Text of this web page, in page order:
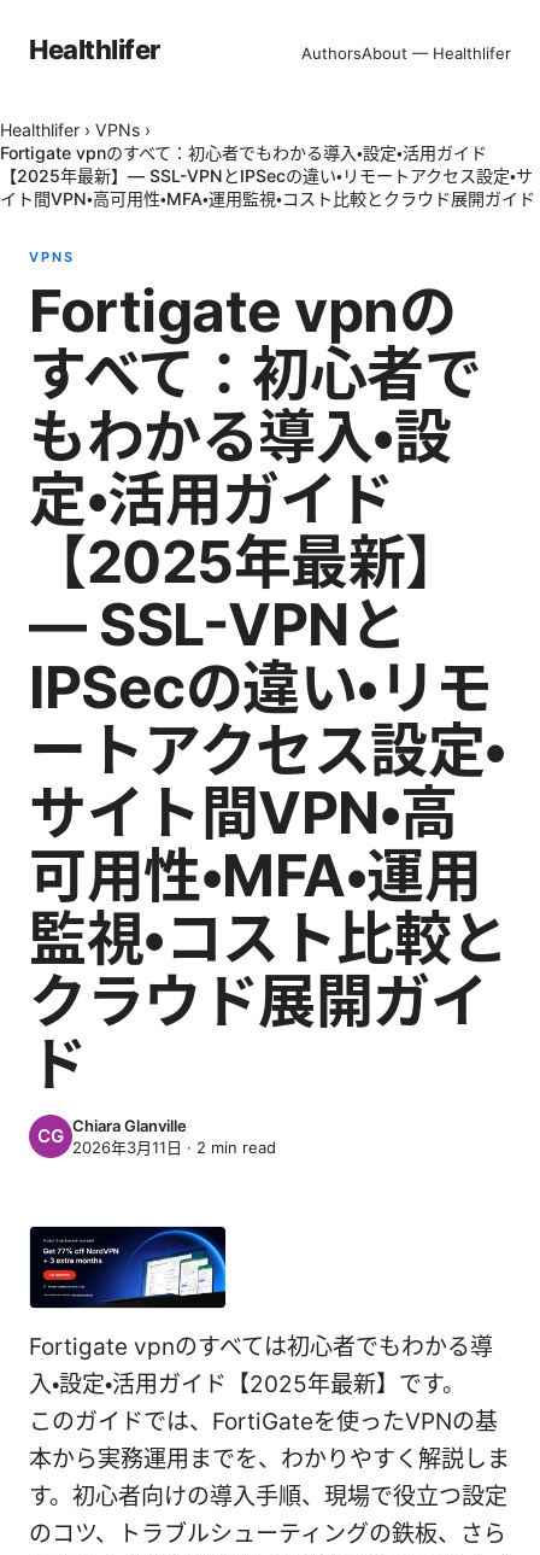
Healthlifer AuthorsAbout — Healthlifer
Healthlifer › VPNs ›
Fortigate vpnのすべて：初心者でもわかる導入・設定・活用ガイド
【2025年最新】— SSL-VPNとIPSecの違い・リモートアクセス設定・サ
イト間VPN・高可用性・MFA・運用監視・コスト比較とクラウド展開ガイド
VPNS
Fortigate vpnの
すべて：初心者で
もわかる導入・設
定・活用ガイド
【2025年最新】
— SSL-VPNと
IPSecの違い・リモ
ートアクセス設定・
サイト間VPN・高
可用性・MFA・運用
監視・コスト比較と
クラウド展開ガイ
ド
Chiara Glanville
2026年3月11日 · 2 min read
Fortigate vpnのすべては初心者でもわかる導
入・設定・活用ガイド【2025年最新】です。
このガイドでは、FortiGateを使ったVPNの基
本から実務運用までを、わかりやすく解説しま
す。初心者向けの導入手順、現場で役立つ設定
のコツ、トラブルシューティングの鉄板、さら